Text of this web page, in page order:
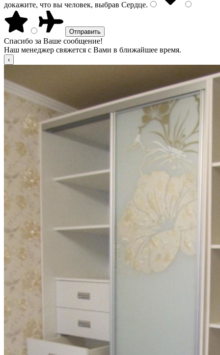
докажите, что вы человек, выбрав Сердце.
Спасибо за Ваше сообщение!
Наш менеджер свяжется с Вами в ближайшее время.